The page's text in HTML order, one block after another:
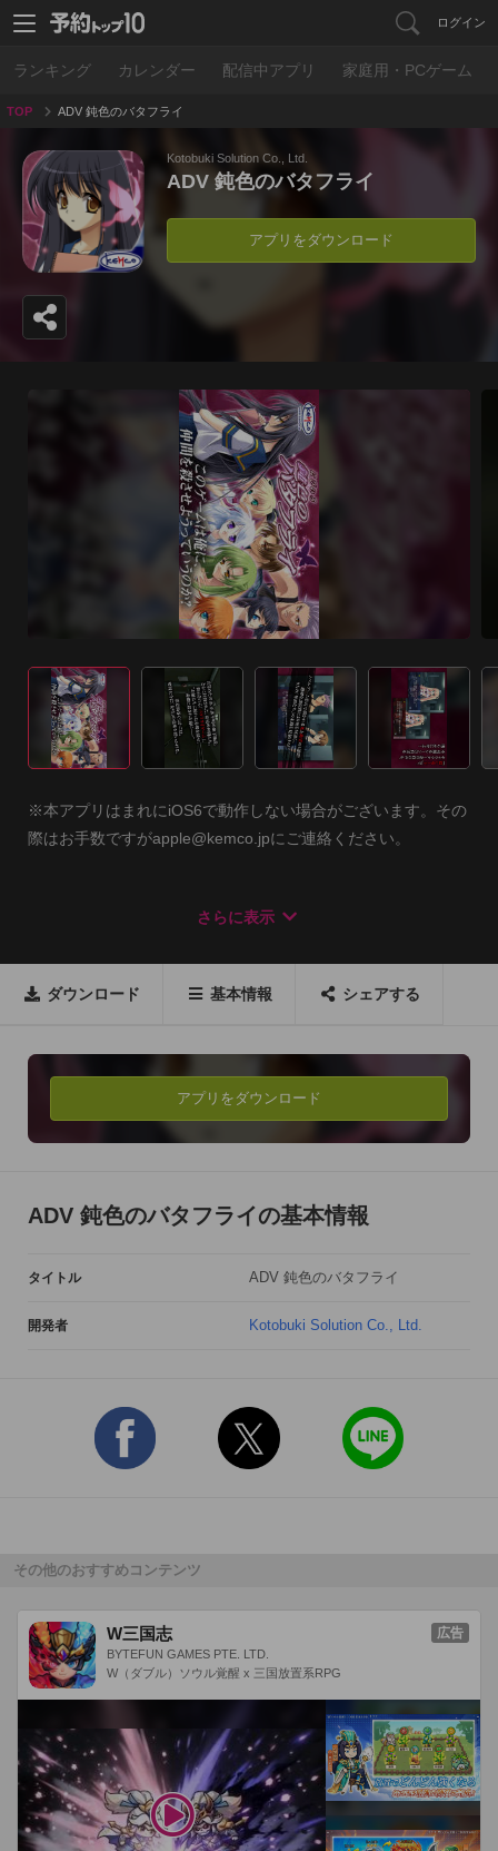
ログイン
ランキング カレンダー 配信中アプリ 家庭用・PCゲーム
TOP ADV 鈍色のバタフライ
Kotobuki Solution Co., Ltd.
ADV 鈍色のバタフライ
アプリをダウンロード
※本アプリはまれにiOS6で動作しない場合がございます。その
際はお手数ですがapple@kemco.jpにご連絡ください。
ン」をご参照ください。
――互いに、友達だと思っていた。これまでも、これからもず
っと。
蝶の名を冠する殺人ゲームが9人の少年少女に問いかける、絶
■「首謀者」を探せ
わ　だいすけ）と、その高校の同級生たち。不条理な強行軍の
の能力。「首謀者」は他のプレイヤーの殺害を、他のプレイヤ
ーは「首謀者」の殺害を勝利条件とします。信頼から役割を明
それすらゲームマスターの掌中にあるとも知らず。
次々と与えられる、恐怖と苦しみに満ちた死。このゲームその
ものが、彼らの心を侵してゆく猛毒なのです。
知恵は、勇気は、決断は、友情は、武器にはならないのでし
ょうか――
生き残るのは、　「報酬」を受け取るのは、誰なのでしょう
か。
■サスペンス＆スリラー・ノベルアドベンチャー
さらに表示
ダウンロード 基本情報 シェアする
アプリをダウンロード
ADV 鈍色のバタフライの基本情報
タイトル ADV 鈍色のバタフライ
開発者 Kotobuki Solution Co., Ltd.
その他のおすすめコンテンツ
W三国志
BYTEFUN GAMES PTE. LTD.
W（ダブル）ソウル覚醒 x 三国放置系RPG
広告